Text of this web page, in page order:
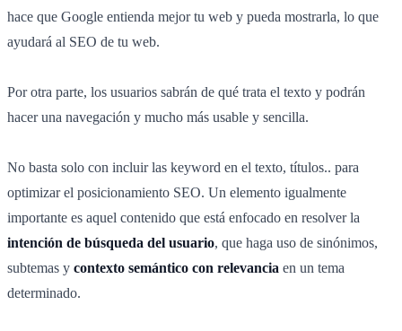
hace que Google entienda mejor tu web y pueda mostrarla, lo que
ayudará al SEO de tu web.
Por otra parte, los usuarios sabrán de qué trata el texto y podrán
hacer una navegación y mucho más usable y sencilla.
No basta solo con incluir las keyword en el texto, títulos.. para
optimizar el posicionamiento SEO. Un elemento igualmente
importante es aquel contenido que está enfocado en resolver la
intención de búsqueda del usuario, que haga uso de sinónimos,
subtemas y contexto semántico con relevancia en un tema
determinado.